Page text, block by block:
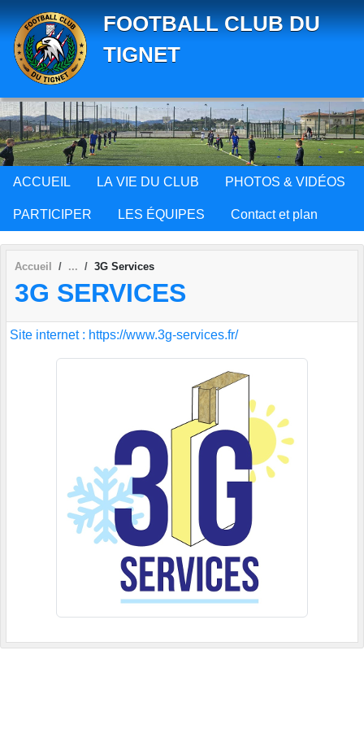
FOOTBALL CLUB DU
TIGNET
ACCUEIL LA VIE DU CLUB PHOTOS & VIDÉOS
PARTICIPER LES ÉQUIPES Contact et plan
Accueil 3G Services
3G SERVICES
Site internet : https://www.3g-services.fr/
Panneau de gestion des cookies